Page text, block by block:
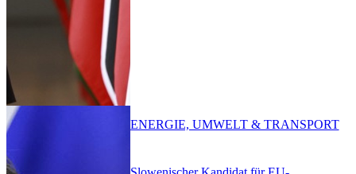
ENERGIE, UMWELT & TRANSPORT